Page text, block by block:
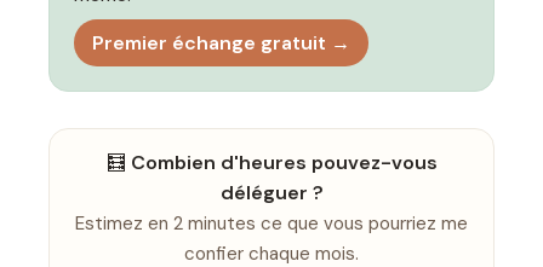
Premier échange gratuit →
🧮 Combien d'heures pouvez-vous
déléguer ?
Estimez en 2 minutes ce que vous pourriez me
confier chaque mois.